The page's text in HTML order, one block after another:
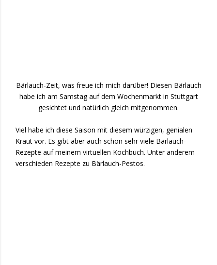
Bärlauch-Zeit, was freue ich mich darüber! Diesen Bärlauch
habe ich am Samstag auf dem Wochenmarkt in Stuttgart
gesichtet und natürlich gleich mitgenommen.
Viel habe ich diese Saison mit diesem würzigen, genialen
Kraut vor. Es gibt aber auch schon sehr viele Bärlauch-
Rezepte auf meinem virtuellen Kochbuch. Unter anderem
verschieden Rezepte zu Bärlauch-Pestos.